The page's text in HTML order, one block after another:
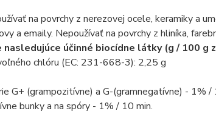
na povrchy z nerezovej ocele, keramiky a
a emaily. Nepoužívať na povrchy z hliníka,
účinné biocídne látky (g / 100 g
chlóru (EC: 231-668-3): 2,25 g
G+ (grampozitívne) a G-(gramnegatívne) - 1% /
bunky a na spóry - 1% / 10 min.